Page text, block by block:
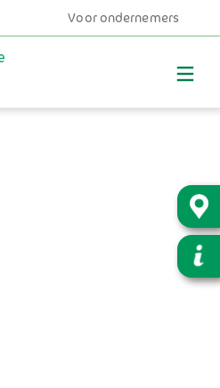
Voor ondernemers